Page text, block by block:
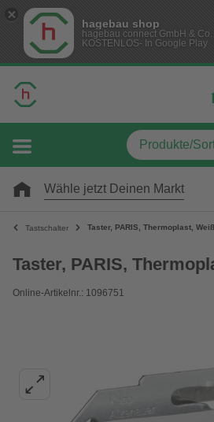
hagebau shop
hagebau connect GmbH & Co.
KOSTENLOS- In Google Play
Wähle jetzt Deinen Markt
Tastschalter Taster, PARIS, Thermoplast, Weiß
Taster, PARIS,
Online-Artikelnr.: 1096751